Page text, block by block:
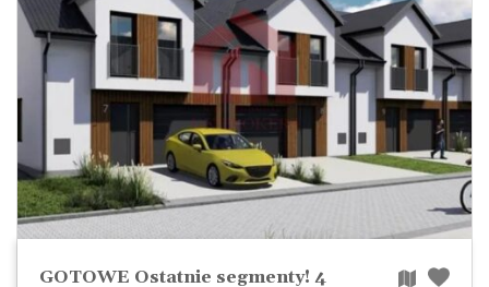
GOTOWE Ostatnie segmenty! 4